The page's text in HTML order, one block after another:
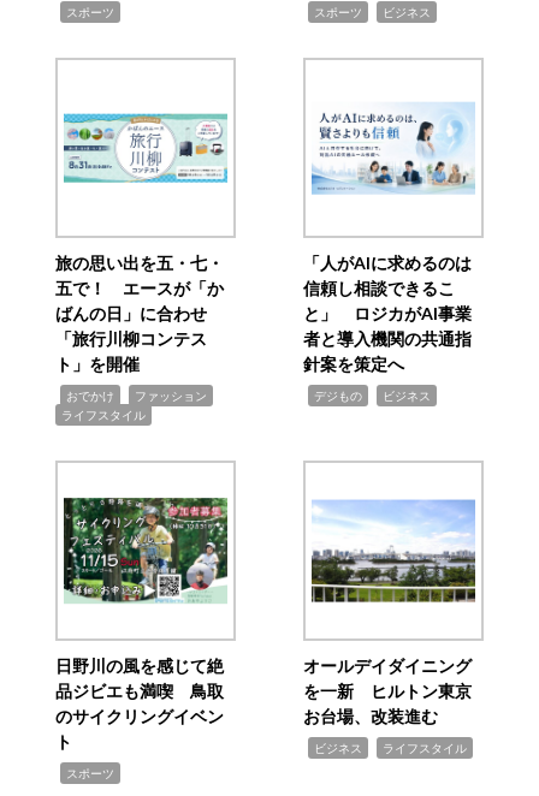
スポーツ スポーツ ビジネス
旅の思い出を五・七・
五で！ エースが「か
ばんの日」に合わせ
「旅行川柳コンテス
ト」を開催
おでかけ ファッション
ライフスタイル
「人がAIに求めるのは
信頼し相談できるこ
と」 ロジカがAI事業
者と導入機関の共通指
針案を策定へ
デジもの ビジネス
日野川の風を感じて絶
品ジビエも満喫 鳥取
のサイクリングイベン
ト
スポーツ
オールデイダイニング
を一新 ヒルトン東京
お台場、改装進む
ビジネス ライフスタイル